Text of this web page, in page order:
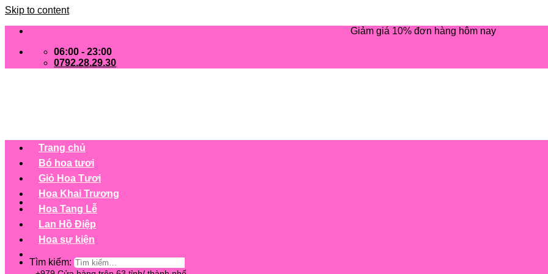
Skip to content
Giảm giá 10% đơn hàng hôm nay
06:00 - 23:00
0792.28.29.30
Trang chủ
Bó hoa tươi
Giỏ Hoa Tươi
Hoa Khai Trương
Hoa Tang Lễ
Lan Hồ Điệp
Hoa sự kiện
Tìm kiếm: